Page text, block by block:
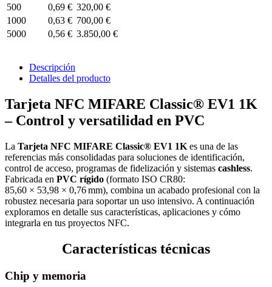
500
0,69 € 320,00 €
1000
0,63 € 700,00 €
5000
0,56 € 3.850,00 €
Descripción
Detalles del producto
Tarjeta NFC MIFARE Classic® EV1 1K
– Control y versatilidad en PVC
La Tarjeta NFC MIFARE Classic® EV1 1K es una de las
referencias más consolidadas para soluciones de identificación,
control de acceso, programas de fidelización y sistemas cashless.
Fabricada en PVC rígido (formato ISO CR80:
85,60 × 53,98 × 0,76 mm), combina un acabado profesional con la
robustez necesaria para soportar un uso intensivo. A continuación
exploramos en detalle sus características, aplicaciones y cómo
integrarla en tus proyectos NFC.
Características técnicas
Chip y memoria